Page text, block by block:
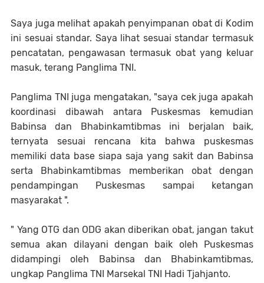
Saya juga melihat apakah penyimpanan obat di Kodim
ini sesuai standar. Saya lihat sesuai standar termasuk
pencatatan, pengawasan termasuk obat yang keluar
masuk, terang Panglima TNI.
Panglima TNI juga mengatakan, "saya cek juga apakah
koordinasi dibawah antara Puskesmas kemudian
Babinsa dan Bhabinkamtibmas ini berjalan baik,
ternyata sesuai rencana kita bahwa puskesmas
memiliki data base siapa saja yang sakit dan Babinsa
serta Bhabinkamtibmas memberikan obat dengan
pendampingan Puskesmas sampai ketangan
masyarakat ".
" Yang OTG dan ODG akan diberikan obat, jangan takut
semua akan dilayani dengan baik oleh Puskesmas
didampingi oleh Babinsa dan Bhabinkamtibmas,
ungkap Panglima TNI Marsekal TNI Hadi Tjahjanto.